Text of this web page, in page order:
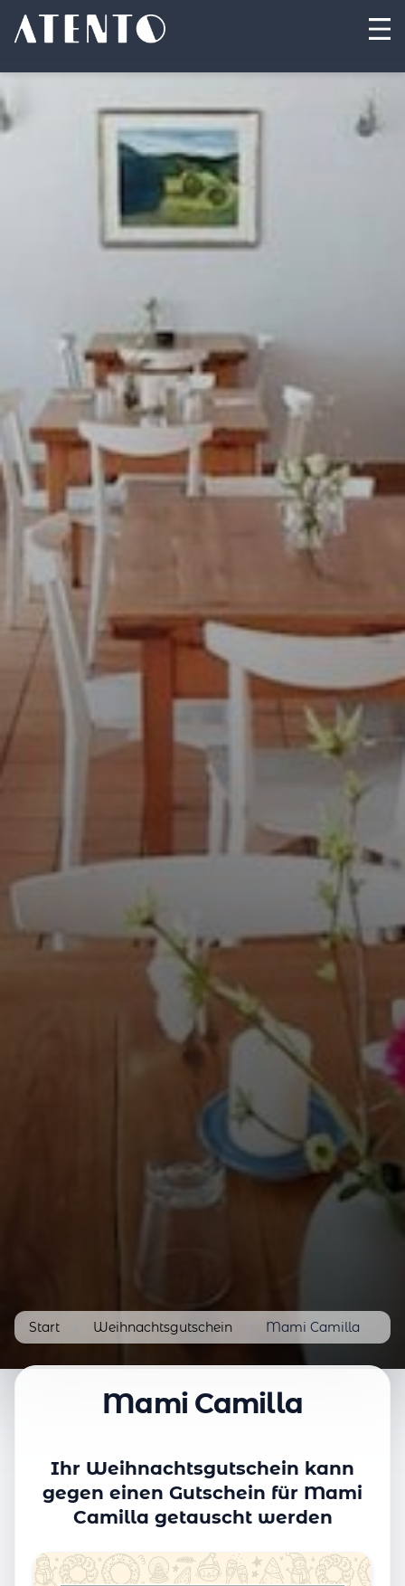
Start Weihnachtsgutschein / Mami Camilla
Mami Camilla
Ihr Weihnachtsgutschein kann
gegen einen Gutschein für Mami
Camilla getauscht werden